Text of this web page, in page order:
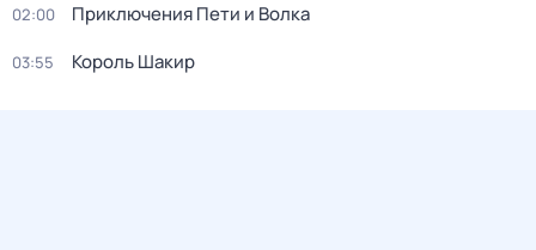
02:00 Приключения Пети и Волка
03:55 Король Шакир